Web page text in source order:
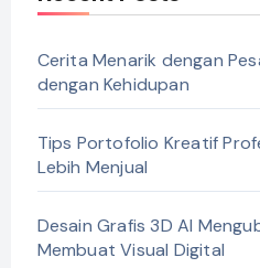
Cerita Menarik dengan
dengan Kehidupan
Tips Portofolio Kreatif
Lebih Menjual
Desain Grafis 3D AI
Membuat Visual Digital